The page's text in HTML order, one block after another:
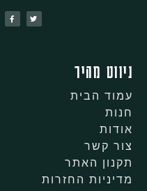
ניווט מהיר
עמוד הבית
חנות
אודות
צור קשר
תקנון האתר
מדיניות החזרות